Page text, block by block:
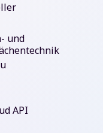
und
API